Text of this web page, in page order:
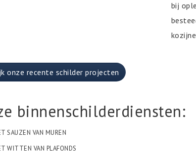
bij
onze recente schilder projecten
binnenschilderdiensten:
SAUZEN VAN MUREN
WITTEN VAN PLAFONDS